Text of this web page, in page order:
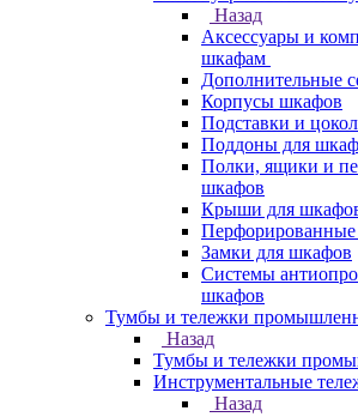
Назад
Аксессуары и
шкафам
Дополнительные
Корпусы шкафов
Подставки и
Поддоны для
Полки, ящики и
шкафов
Крыши для
Замки для шкафов
Системы
шкафов
Тумбы и тележки
Назад
Тумбы и тележки
Инструментальные
Назад